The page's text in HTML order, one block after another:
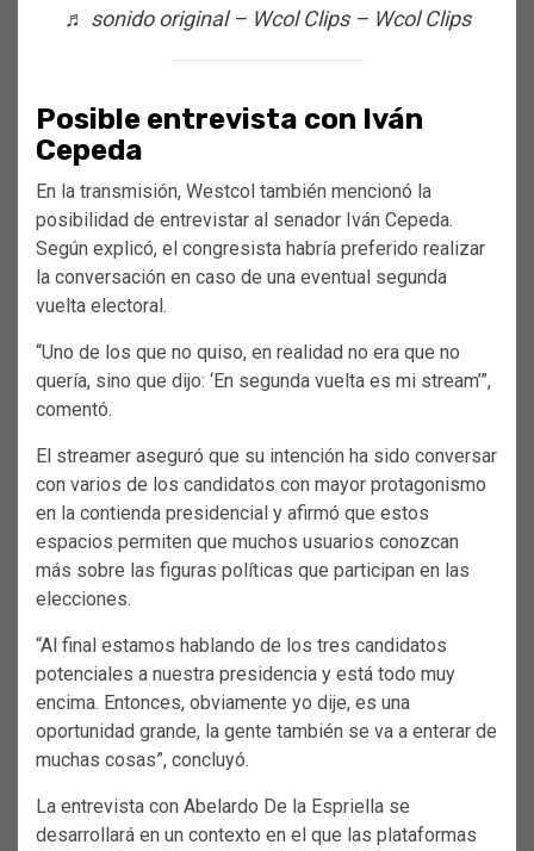
♬ sonido original – Wcol Clips – Wcol Clips
Posible entrevista con Iván
Cepeda
En la transmisión, Westcol también mencionó la
posibilidad de entrevistar al senador Iván Cepeda.
Según explicó, el congresista habría preferido realizar
la conversación en caso de una eventual segunda
vuelta electoral.
“Uno de los que no quiso, en realidad no era que no
quería, sino que dijo: ‘En segunda vuelta es mi stream’”,
comentó.
El streamer aseguró que su intención ha sido conversar
con varios de los candidatos con mayor protagonismo
en la contienda presidencial y afirmó que estos
espacios permiten que muchos usuarios conozcan
más sobre las figuras políticas que participan en las
elecciones.
“Al final estamos hablando de los tres candidatos
potenciales a nuestra presidencia y está todo muy
encima. Entonces, obviamente yo dije, es una
oportunidad grande, la gente también se va a enterar de
muchas cosas”, concluyó.
La entrevista con Abelardo De la Espriella se
desarrollará en un contexto en el que las plataformas